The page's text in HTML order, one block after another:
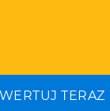
TERAZ